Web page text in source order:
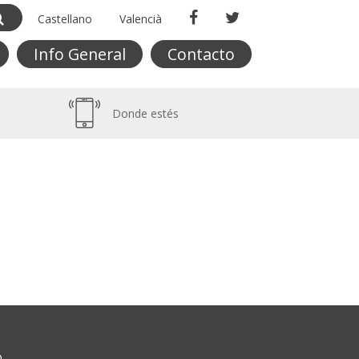
Castellano Valencià
Info General Contacto
Donde estés